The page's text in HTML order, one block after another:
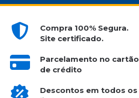
Compra 100% Segura.
Site certificado.
Parcelamento no cartão
de crédito
Descontos em todos os